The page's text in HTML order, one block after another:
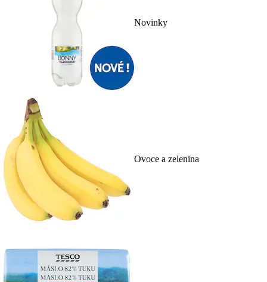
Novinky
Ovoce a zelenina